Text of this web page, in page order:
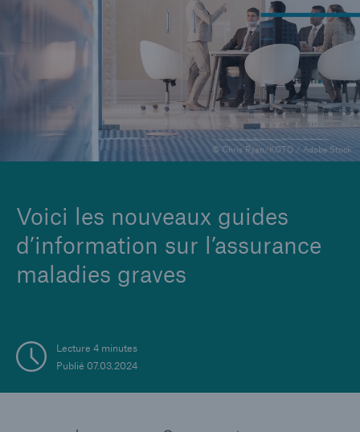
Voici les nouveaux guides
d’information sur l’assurance
maladies graves
Lecture 4 minutes
Publié 07.03.2024
© Chris Ryan/KOTO / Adobe Stock
Carrières